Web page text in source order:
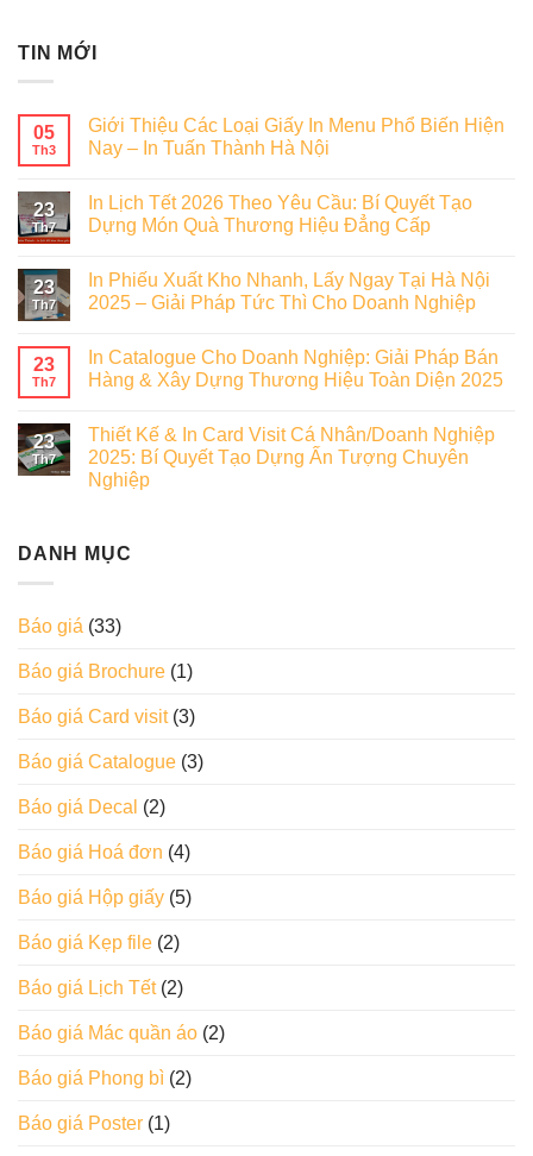
TIN MỚI
05
Th3
Giới Thiệu Các Loại Giấy In Menu Phổ Biến Hiện
Nay – In Tuấn Thành Hà Nội
23
Th7
In Lịch Tết 2026 Theo Yêu Cầu: Bí Quyết Tạo
Dựng Món Quà Thương Hiệu Đẳng Cấp
23
Th7
In Phiếu Xuất Kho Nhanh, Lấy Ngay Tại Hà Nội
2025 – Giải Pháp Tức Thì Cho Doanh Nghiệp
23
Th7
In Catalogue Cho Doanh Nghiệp: Giải Pháp Bán
Hàng & Xây Dựng Thương Hiệu Toàn Diện 2025
23
Th7
Thiết Kế & In Card Visit Cá Nhân/Doanh Nghiệp
2025: Bí Quyết Tạo Dựng Ấn Tượng Chuyên
Nghiệp
DANH MỤC
Báo giá (33)
Báo giá Brochure (1)
Báo giá Card visit(3)
Báo giá Catalogue (3)
Báo giá Decal (2)
Báo giá Hoá đơn (4)
Báo giá Hộp giấy (5)
Báo giá Kẹp file (2)
Báo giá Lịch Tết(2)
Báo giá Mác quần áo (2)
Báo giá Phong bì (2)
Báo giá Poster (1)